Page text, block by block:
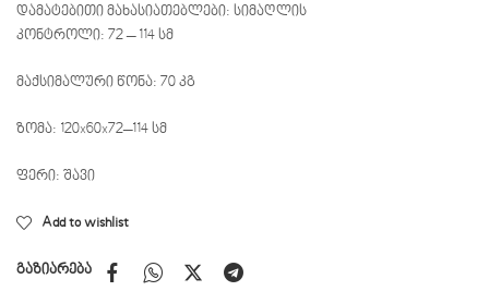
დამატებითი მახასიათებლები: სიმაღლის
კონტროლი: 72 – 114 სმ
მაქსიმალური წონა: 70 კგ
ზომა: 120x60x72–114 სმ
ფერი: შავი
Add to wishlist
გაზიარება